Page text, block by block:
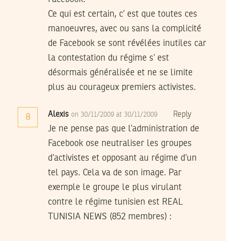
Ce qui est certain, c’ est que toutes ces
manoeuvres, avec ou sans la complicité
de Facebook se sont révélées inutiles car
la contestation du régime s’ est
désormais généralisée et ne se limite
plus au courageux premiers activistes.
8 Alexis on 30/11/2009 at 30/11/2009 Reply
Je ne pense pas que l’administration de
Facebook ose neutraliser les groupes
d’activistes et opposant au régime d’un
tel pays. Cela va de son image. Par
exemple le groupe le plus virulant
contre le régime tunisien est REAL
TUNISIA NEWS (852 membres) :